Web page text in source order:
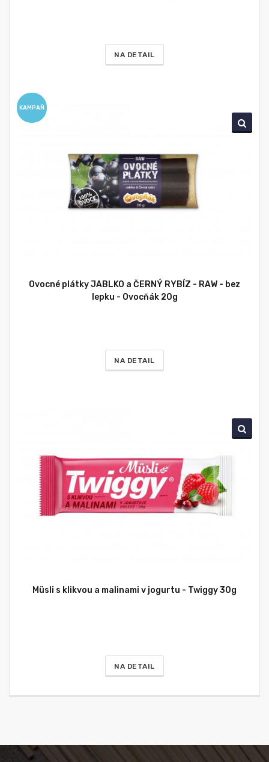
NA DETAIL
KAMPAŇ
Ovocné plátky JABLKO a ČERNÝ RYBÍZ - RAW - bez
lepku - Ovocňák 20g
NA DETAIL
Müsli s klikvou a malinami v jogurtu - Twiggy 30g
NA DETAIL